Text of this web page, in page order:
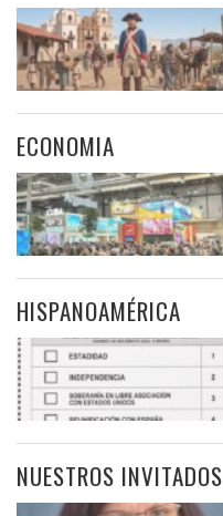
ECONOMIA
HISPANOAMÉRICA
NUESTROS INVITADOS